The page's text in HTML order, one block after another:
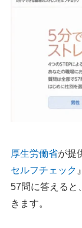
厚生労働省が提
セルフチェック
57問に答えると
きます。